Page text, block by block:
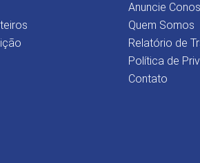
Anuncie
Quem Somos
Relatório de
Política de
Contato